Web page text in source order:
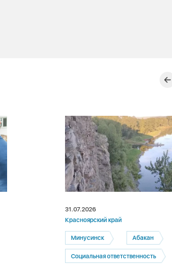
31.07.2026
Красноярский край
Минусинск Абакан
Социальная ответственность